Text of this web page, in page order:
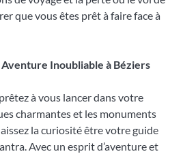
que vous êtes prêt à faire face à
Inoubliable à Béziers
à vous lancer dans votre
charmantes et les monuments
la curiosité être votre guide
Avec un esprit d’aventure et